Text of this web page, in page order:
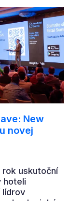
role CFO.
New
novej
rok uskutoční
hoteli
lídrov